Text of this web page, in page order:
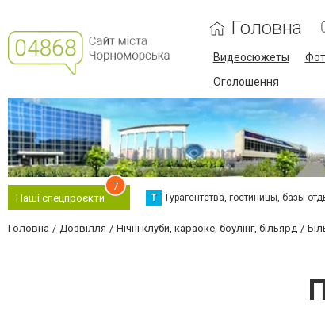
Головна
Видеосюжеты
Оголошення
Наші спецпроєкти
7
Т Турагентства, гостиницы, базы
Головна Дозвілля Нічні клуби, караоке, боулінг, більярд